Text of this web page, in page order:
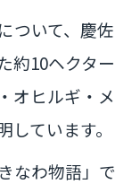
ついて、慶佐
約10ヘクター
オヒルギ・メ
ています。
なわ物語」で